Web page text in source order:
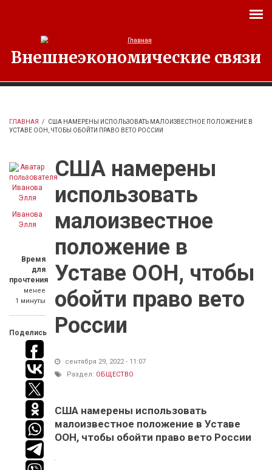
Внешнеэкономические связи
ГЛАВНАЯ /
США НАМЕРЕНЫ ИСПОЛЬЗОВАТЬ МАЛОИЗВЕСТНОЕ ПОЛОЖЕНИЕ В
УСТАВЕ ООН, ЧТОБЫ ОБОЙТИ ПРАВО ВЕТО РОССИИ
Иванова
Элля
Время
для
прочтения
менее
1 минуты
Поделись
США намерены
использовать
малоизвестное
положение в
Уставе ООН, чтобы
обойти право вето
России
сентября 29, 2022 - 11:07
Раздел: ОБЩЕСТВО
США намерены использовать
малоизвестное положение в Уставе
ООН, чтобы обойти право вето России